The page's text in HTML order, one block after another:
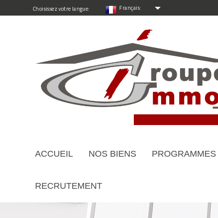
Choisissez votre langue: Français:
ACCUEIL NOS BIENS
RECRUTEMENT